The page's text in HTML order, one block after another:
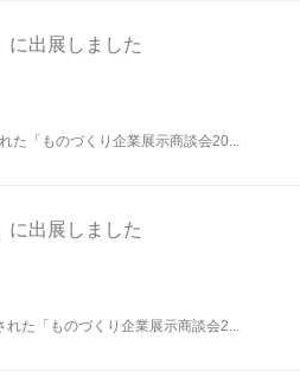
に出展しました
た「ものづくり企業展示商談会20...
に出展しました
た「ものづくり企業展示商談会2...